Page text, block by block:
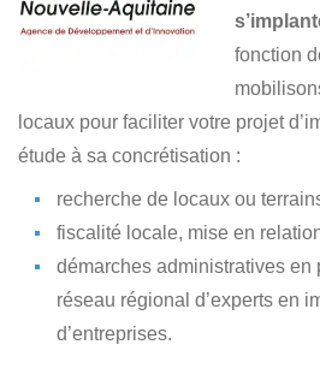
fonction
locaux pour faciliter votre projet
étude à sa concrétisation :
recherche de locaux ou
fiscalité locale, mise en
démarches administratives en
réseau régional d’experts en
d’entreprises.